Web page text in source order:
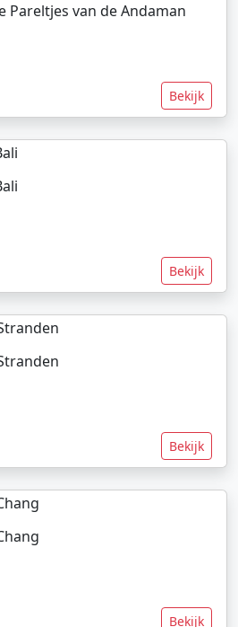
Pareltjes van de Andaman
Bekijk
Bekijk
Bekijk
Bekijk